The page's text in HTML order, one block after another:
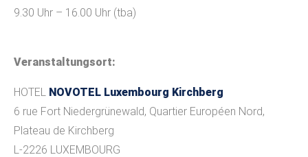
9.30 Uhr – 16.00 Uhr (tba)
Veranstaltungsort:
HOTEL NOVOTEL Luxembourg Kirchberg
6 rue Fort Niedergrünewald, Quartier Européen Nord,
Plateau de Kirchberg
L-2226 LUXEMBOURG